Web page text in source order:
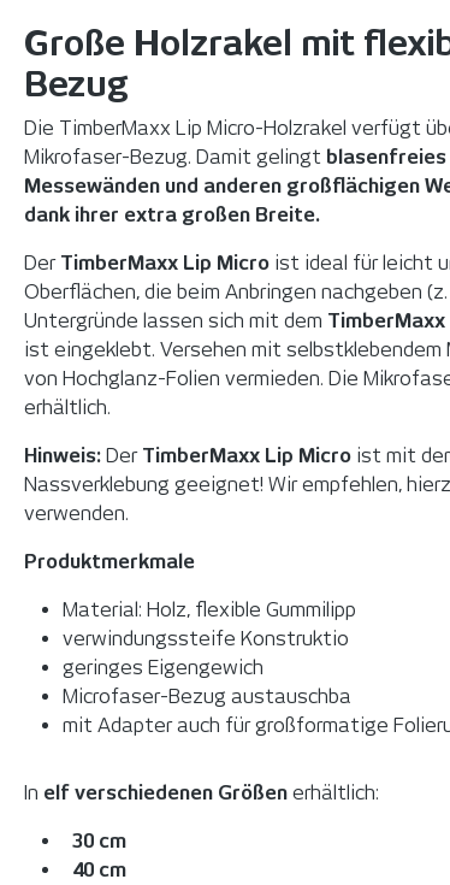
Große Holzrakel mit
Bezug
Die TimberMaxx Lip Micro-Holzrakel verfügt
Mikrofaser-Bezug. Damit gelingt
Messewänden und anderen großflächigen
dank ihrer extra großen Breite.
Der TimberMaxx Lip Micro ist ideal für leicht
Oberflächen, die beim Anbringen nachgeben
Untergründe lassen sich mit dem
ist eingeklebt. Versehen mit
von Hochglanz-Folien vermieden. Die
erhältlich.
Hinweis: Der TimberMaxx Lip Micro ist mit
Nassverklebung geeignet! Wir empfehlen,
verwenden.
Produktmerkmale
Material: Holz, flexible Gummilipp
verwindungssteife Konstruktio
geringes Eigengewich
Microfaser-Bezug austauschba
mit Adapter auch für großformatige
In elf verschiedenen Größen erhältlich:
30 cm
40 cm